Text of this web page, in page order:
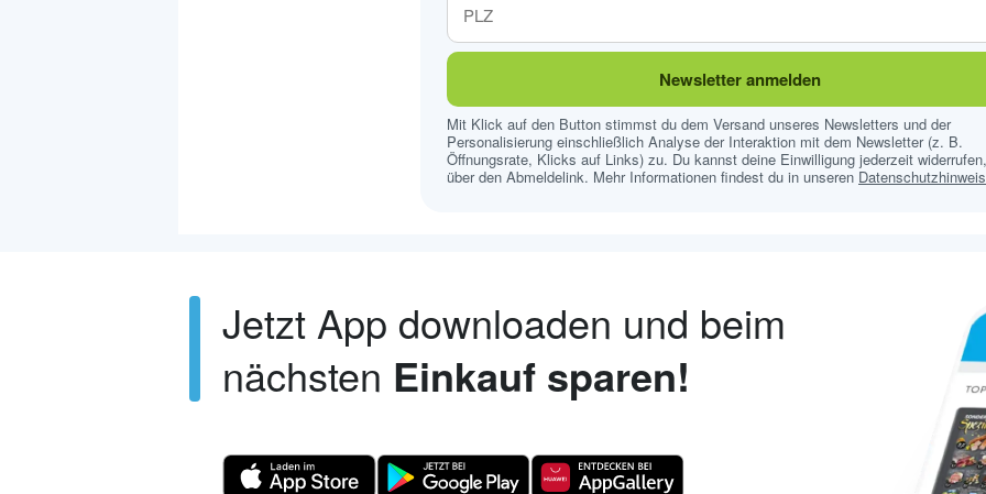
Newsletter anmelden
Mit Klick auf den Button stimmst du dem Versand unseres Newsletters und der
Personalisierung einschließlich Analyse der Interaktion mit dem Newsletter (z. B.
Öffnungsrate, Klicks auf Links) zu. Du kannst deine Einwilligung jederzeit
über den Abmeldelink. Mehr Informationen findest du in unseren
Jetzt App downloaden und beim
nächsten Einkauf sparen!